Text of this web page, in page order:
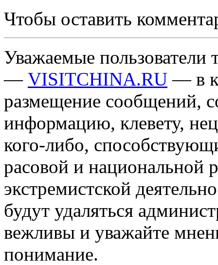
Чтобы оставить
Уважаемые пользователи
— VISITCHINA.RU — в
размещение сообщений,
информацию, клевету,
кого-либо,
расовой и национальной
экстремистской
будут удаляться
вежливы и уважайте
понимание.